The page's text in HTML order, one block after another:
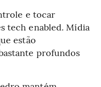
e tocar
tech enabled. Mídia
estão
profundos